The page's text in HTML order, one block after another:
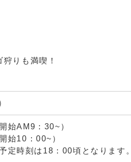
りも満喫！
始AM9：30~）
始10：00~）
定時刻は18：00頃となります。